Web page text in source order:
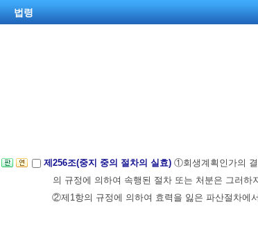
법령
제256조(중지 중의 절차의 실효) ①회생계획인가의
의 규정에 의하여 속행된 절차 또는 처분은 그러하
②제1항의 규정에 의하여 효력을 잃은 파산절차에